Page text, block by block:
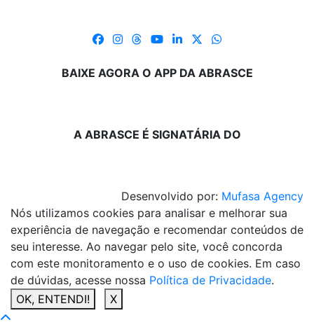
BAIXE AGORA O APP DA ABRASCE
A ABRASCE É SIGNATÁRIA DO
Desenvolvido por: Mufasa Agency
Nós utilizamos cookies para analisar e melhorar sua
experiência de navegação e recomendar conteúdos de
seu interesse. Ao navegar pelo site, você concorda
com este monitoramento e o uso de cookies. Em caso
de dúvidas, acesse nossa Política de Privacidade.
OK, ENTENDI!
X